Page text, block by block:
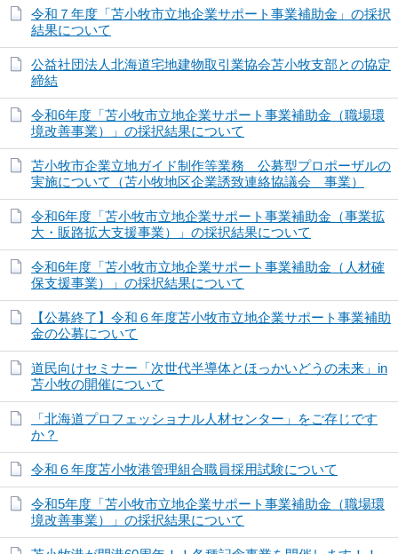
令和７年度「苫小牧市立地企業サポート事業補助金」の採択
結果について
公益社団法人北海道宅地建物取引業協会苫小牧支部との協定
締結
令和6年度「苫小牧市立地企業サポート事業補助金（職場環
境改善事業）」の採択結果について
苫小牧市企業立地ガイド制作等業務 公募型プロポーザルの
実施について（苫小牧地区企業誘致連絡協議会 事業）
令和6年度「苫小牧市立地企業サポート事業補助金（事業拡
大・販路拡大支援事業）」の採択結果について
令和6年度「苫小牧市立地企業サポート事業補助金（人材確
保支援事業）」の採択結果について
【公募終了】令和６年度苫小牧市立地企業サポート事業補助
金の公募について
道民向けセミナー「次世代半導体とほっかいどうの未来」in
苫小牧の開催について
「北海道プロフェッショナル人材センター」をご存じです
か？
令和６年度苫小牧港管理組合職員採用試験について
令和5年度「苫小牧市立地企業サポート事業補助金（職場環
境改善事業）」の採択結果について